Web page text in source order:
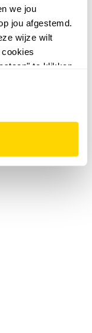
we jou
jou afgestemd.
wijze wilt
te klikken.